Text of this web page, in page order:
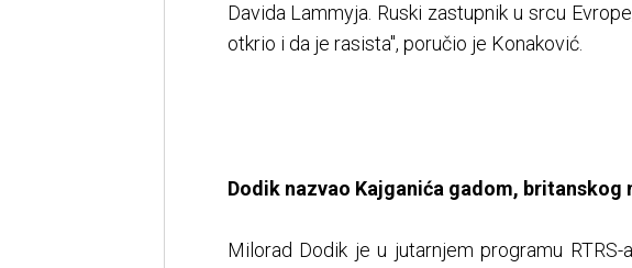
Davida Lammyja. Ruski zastupnik u srcu
otkrio i da je rasista", poručio je Konaković.
Dodik nazvao Kajganića gadom, britanskog
Milorad Dodik je u jutarnjem programu